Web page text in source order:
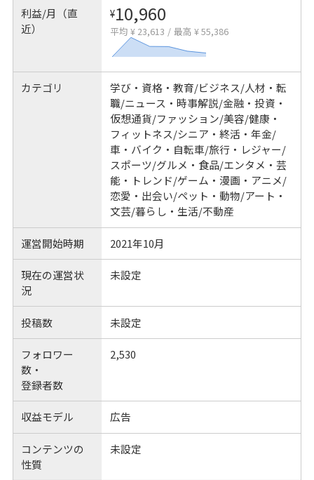
利益/月（直
近）
¥10,960
平均 ¥ 23,613 / 最高 ¥ 55,386
カテゴリ
学び・資格・教育/ビジネス/人材・転
職/ニュース・時事解説/金融・投資・
仮想通貨/ファッション/美容/健康・
フィットネス/シニア・終活・年金/
車・バイク・自転車/旅行・レジャー/
スポーツ/グルメ・食品/エンタメ・芸
能・トレンド/ゲーム・漫画・アニメ/
恋愛・出会い/ペット・動物/アート・
文芸/暮らし・生活/不動産
運営開始時期 2021年10月
現在の運営状
況
未設定
投稿数 未設定
フォロワー
数・
登録者数
2,530
収益モデル 広告
コンテンツの
性質
未設定